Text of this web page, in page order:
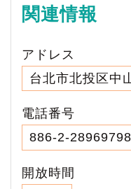
関連情報
アドレス
台北市北投区中
電話番号
886-2-28969798
開放時間